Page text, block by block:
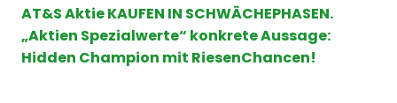
AT&S Aktie KAUFEN IN SCHWÄCHEPHASEN.
„Aktien Spezialwerte“ konkrete Aussage:
Hidden Champion mit RiesenChancen!